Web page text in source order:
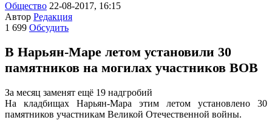
Общество 22-08-2017, 16:15
Автор Редакция
1 699 Обсудить
В Нарьян-Маре летом установили 30
памятников на могилах участников ВОВ
За месяц заменят ещё 19 надгробий
На кладбищах Нарьян-Мара этим летом установлено 30
памятников участникам Великой Отечественной войны.